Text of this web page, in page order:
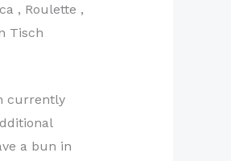
, Roulette ,
Tisch
currently
a bun in